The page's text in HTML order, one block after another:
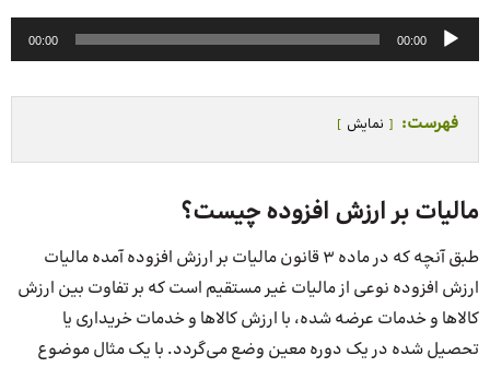
پخش‌کننده
صوت
00:00
00:00
فهرست: نمایش
مالیات بر ارزش افزوده چیست؟
طبق آنچه که در ماده 3 قانون مالیات بر ارزش افزوده آمده مالیات
ارزش افزوده نوعی از مالیات غیر مستقیم است که بر تفاوت بین ارزش
کالاها و خدمات عرضه شده، با ارزش کالاها و خدمات خریداری یا
تحصیل شده در یک دوره معین وضع می‌گردد. با یک مثال موضوع